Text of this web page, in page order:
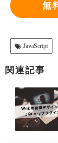
無
JavaScript
関連記事